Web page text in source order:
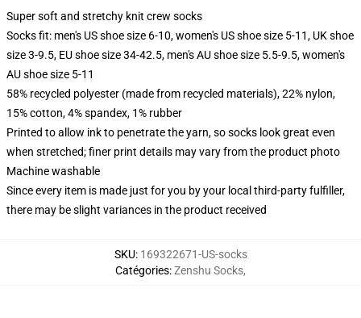
Super soft and stretchy knit crew socks
Socks fit: men's US shoe size 6-10, women's US shoe size 5-11, UK shoe
size 3-9.5, EU shoe size 34-42.5, men's AU shoe size 5.5-9.5, women's
AU shoe size 5-11
58% recycled polyester (made from recycled materials), 22% nylon,
15% cotton, 4% spandex, 1% rubber
Printed to allow ink to penetrate the yarn, so socks look great even
when stretched; finer print details may vary from the product photo
Machine washable
Since every item is made just for you by your local third-party fulfiller,
there may be slight variances in the product received
SKU: 169322671-US-socks
Catégories:Zenshu Socks,